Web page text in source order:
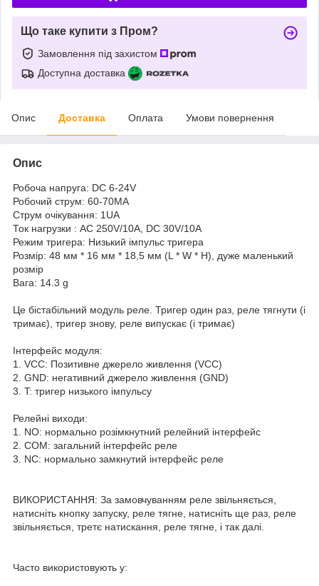
Що таке купити з Пром?
Замовлення під захистом
Доступна доставка
Опис Доставка Оплата Умови повернення
Опис
Робоча напруга: DC 6-24V
Робочий струм: 60-70MA
Струм очікування: 1UA
Ток нагрузки : AC 250V/10A, DC 30V/10A
Режим тригера: Низький імпульс тригера
Розмір: 48 мм * 16 мм * 18,5 мм (L * W * H), дуже маленький
розмір
Вага: 14.3 g
Це бістабільний модуль реле. Тригер один раз, реле тягнути (і
тримає), тригер знову, реле випускає (і тримає)
Інтерфейс модуля:
1. VCC: Позитивне джерело живлення (VCC)
2. GND: негативний джерело живлення (GND)
3. T: тригер низького імпульсу
Релейні виходи:
1. NO: нормально розімкнутний релейний інтерфейс
2. COM: загальний інтерфейс реле
3. NC: нормально замкнутий інтерфейс реле
ВИКОРИСТАННЯ: За замовчуванням реле звільняється,
натисніть кнопку запуску, реле тягне, натисніть ще раз, реле
звільняється, третє натискання, реле тягне, і так далі.
Часто використовують у: